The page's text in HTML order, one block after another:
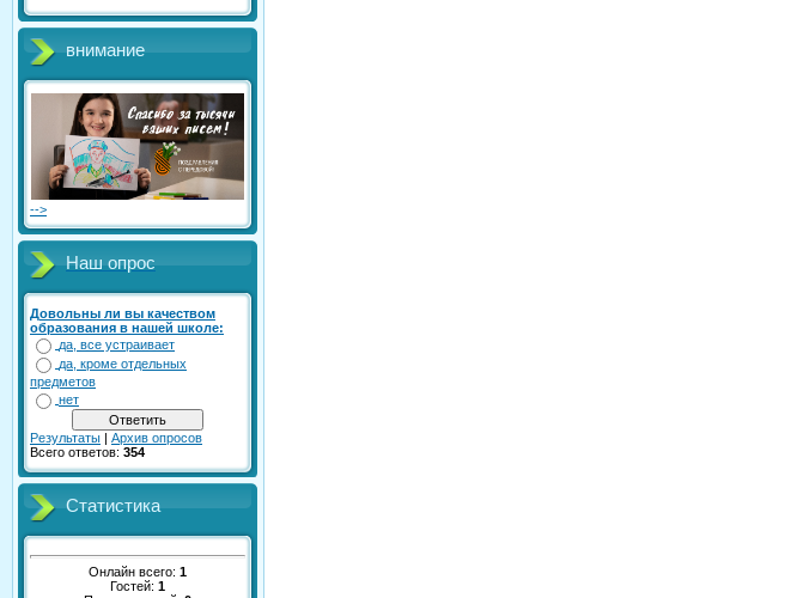
внимание
-->
Наш опрос
Довольны ли вы качеством
образования в нашей школе:
да, все устраивает
да, кроме отдельных
предметов
нет
Результаты | Архив опросов
Всего ответов: 354
Статистика
Онлайн всего: 1
Гостей: 1